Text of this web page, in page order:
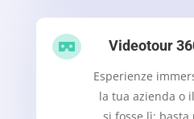
 Videotour
Esperienze
la tua azienda o